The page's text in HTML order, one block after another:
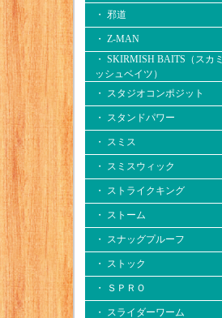
・ 邪道
・ Z-MAN
・ SKIRMISH BAITS（スカミ
ッシュベイツ）
・ スタジオコンポジット
・ スタンドパワー
・ スミス
・ スミスウィック
・ ストライクキング
・ ストーム
・ スナッグプルーフ
・ ストック
・ ＳＰＲＯ
・ スライダーワーム